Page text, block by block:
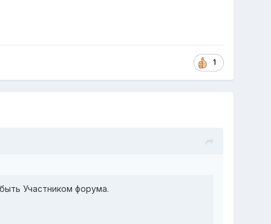
1
Участником форума.